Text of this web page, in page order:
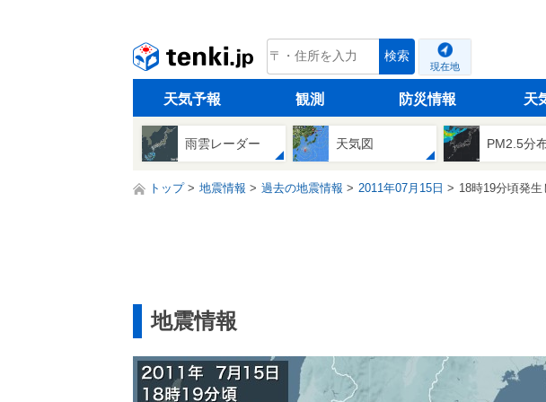
tenki.jp 検索
現在地
天気予報 観測 防災情報 天
雨雲レーダー 天気図 PM2.5分
トップ 地震情報 過去の地震情報 2011年07月15日 18時19分頃発
地震情報